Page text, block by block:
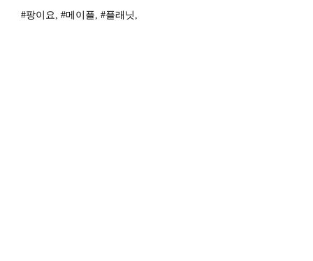
#팡이요, #메이플, #플래닛,